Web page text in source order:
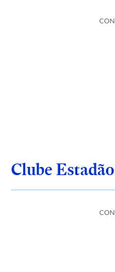
Clube Estadão